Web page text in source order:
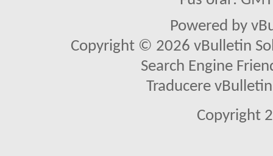
Powered by
Copyright © 2026 vBulletin
Search Engine
Traducere
Copyright